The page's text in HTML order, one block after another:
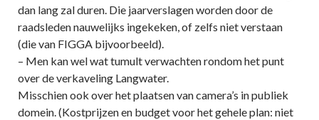
dan lang zal duren. Die jaarverslagen worden door de
raadsleden nauwelijks ingekeken, of zelfs niet verstaan
(die van FIGGA bijvoorbeeld).
– Men kan wel wat tumult verwachten rondom het punt
over de verkaveling Langwater.
Misschien ook over het plaatsen van camera’s in publiek
domein. (Kostprijzen en budget voor het gehele plan: niet